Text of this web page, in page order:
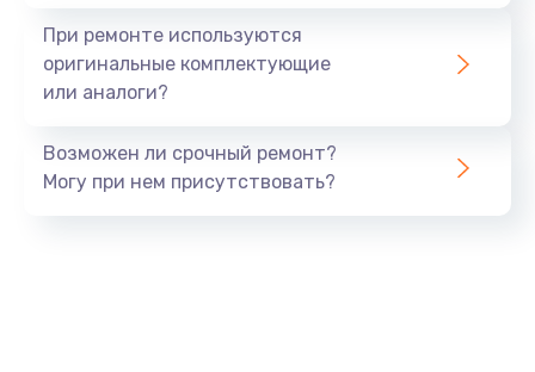
Заказать
Заказать
При ремонте используются
оригинальные комплектующие
или аналоги?
Возможен ли срочный ремонт?
Могу при нем присутствовать?